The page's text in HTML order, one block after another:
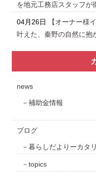
を地元工務店スタッフが
04月26日
【オーナー様
叶えた、秦野の自然に抱
news
補助金情報
ブログ
暮らしだよりーカタ
topics